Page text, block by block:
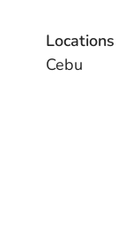
Locations
Cebu